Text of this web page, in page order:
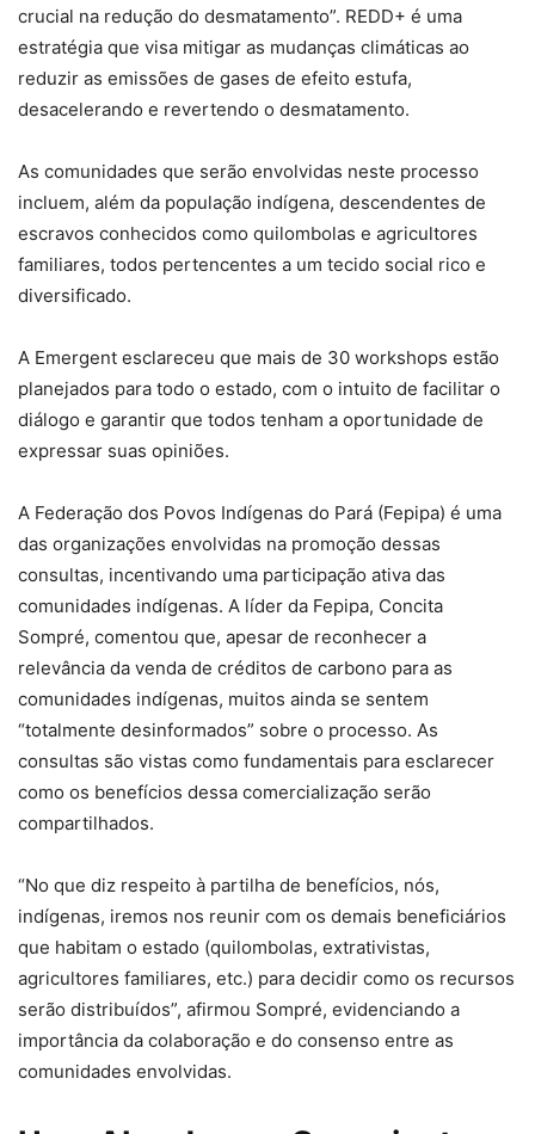
crucial na redução do desmatamento”. REDD+ é uma
estratégia que visa mitigar as mudanças climáticas ao
reduzir as emissões de gases de efeito estufa,
desacelerando e revertendo o desmatamento.
As comunidades que serão envolvidas neste processo
incluem, além da população indígena, descendentes de
escravos conhecidos como quilombolas e agricultores
familiares, todos pertencentes a um tecido social rico e
diversificado.
A Emergent esclareceu que mais de 30 workshops estão
planejados para todo o estado, com o intuito de facilitar o
diálogo e garantir que todos tenham a oportunidade de
expressar suas opiniões.
A Federação dos Povos Indígenas do Pará (Fepipa) é uma
das organizações envolvidas na promoção dessas
consultas, incentivando uma participação ativa das
comunidades indígenas. A líder da Fepipa, Concita
Sompré, comentou que, apesar de reconhecer a
relevância da venda de créditos de carbono para as
comunidades indígenas, muitos ainda se sentem
“totalmente desinformados” sobre o processo. As
consultas são vistas como fundamentais para esclarecer
como os benefícios dessa comercialização serão
compartilhados.
“No que diz respeito à partilha de benefícios, nós,
indígenas, iremos nos reunir com os demais beneficiários
que habitam o estado (quilombolas, extrativistas,
agricultores familiares, etc.) para decidir como os recursos
serão distribuídos”, afirmou Sompré, evidenciando a
importância da colaboração e do consenso entre as
comunidades envolvidas.